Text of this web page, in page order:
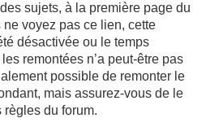
sujets, à la première page du
voyez pas ce lien, cette
désactivée ou le temps
remontées n’a peut-être pas
possible de remonter le
mais assurez-vous de le
règles du forum.